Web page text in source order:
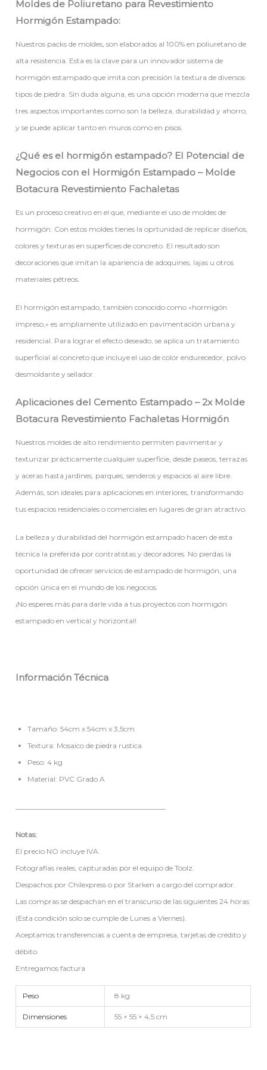
Moldes de Poliuretano para Revestimiento
Hormigón Estampado:
Nuestros packs de moldes, son elaborados al 100% en poliuretano de
alta resistencia. Esta es la clave para un innovador sistema de
hormigón estampado que imita con precisión la textura de diversos
tipos de piedra. Sin duda alguna, es una opción moderna que mezcla
tres aspectos importantes como son la belleza, durabilidad y ahorro,
y se puede aplicar tanto en muros como en pisos.
¿Qué es el hormigón estampado? El Potencial de
Negocios con el Hormigón Estampado – Molde
Botacura Revestimiento Fachaletas
Es un proceso creativo en el que, mediante el uso de moldes de
hormigón. Con estos moldes tienes la oprtunidad de replicar diseños,
colores y texturas en superficies de concreto. El resultado son
decoraciones que imitan la apariencia de adoquines, lajas u otros
materiales pétreos.
El hormigón estampado, también conocido como «hormigón
impreso,» es ampliamente utilizado en pavimentación urbana y
residencial. Para lograr el efecto deseado, se aplica un tratamiento
superficial al concreto que incluye el uso de color endurecedor, polvo
desmoldante y sellador.
Aplicaciones del Cemento Estampado – 2x Molde
Botacura Revestimiento Fachaletas Hormigón
Nuestros moldes de alto rendimiento permiten pavimentar y
texturizar prácticamente cualquier superficie, desde paseos, terrazas
y aceras hasta jardines, parques, senderos y espacios al aire libre.
Además, son ideales para aplicaciones en interiores, transformando
tus espacios residenciales o comerciales en lugares de gran atractivo.
La belleza y durabilidad del hormigón estampado hacen de esta
técnica la preferida por contratistas y decoradores. No pierdas la
oportunidad de ofrecer servicios de estampado de hormigón, una
opción única en el mundo de los negocios.
¡No esperes más para darle vida a tus proyectos con hormigón
estampado en vertical y horizontal!
Información Técnica
Tamaño: 54cm x 54cm x 3,5cm
Textura: Mosaico de piedra rustica
Peso: 4 kg
Material: PVC Grado A
Notas:
El precio NO incluye IVA.
Fotografías reales, capturadas por el equipo de Toolz.
Despachos por Chilexpress o por Starken a cargo del comprador.
Las compras se despachan en el transcurso de las siguientes 24 horas
(Esta condición solo se cumple de Lunes a Viernes).
Aceptamos transferencias a cuenta de empresa, tarjetas de crédito y
débito.
Entregamos factura
Peso 8 kg
Dimensiones 55 × 55 × 4,5 cm